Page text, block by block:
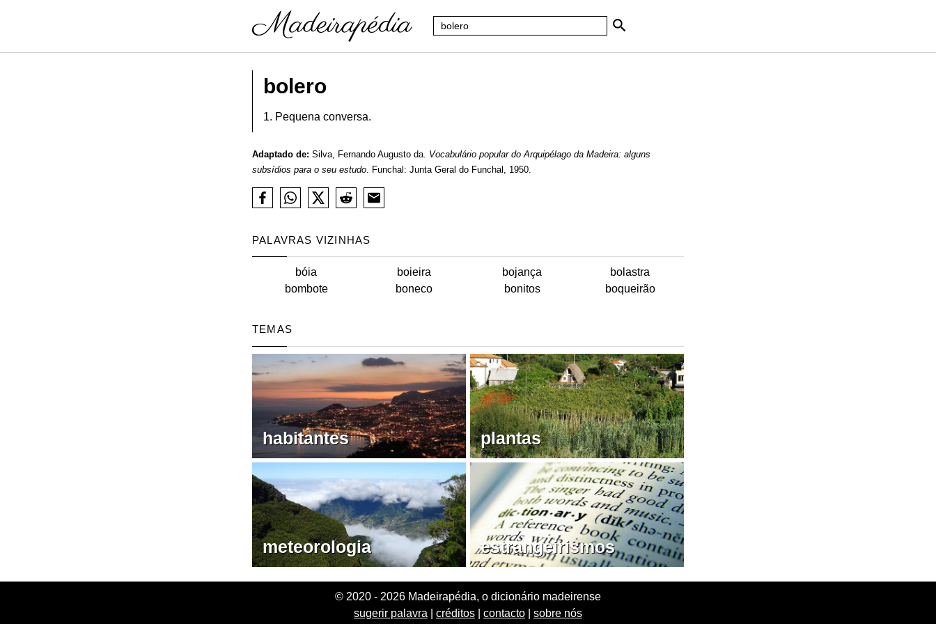
bolero
1. Pequena conversa.
Adaptado de: Silva, Fernando Augusto da. Vocabulário popular do Arquipélago da Madeira: alguns
subsídios para o seu estudo. Funchal: Junta Geral do Funchal, 1950.
PALAVRAS VIZINHAS
bóia boieira bojança
bolastra
bombote
boneco bonitos boqueirão
TEMAS
habitantes plantas
meteorologia estrangeirismos
© 2020 - 2026 Madeirapédia, o dicionário madeirense
sugerir palavra
créditos contacto sobre nós